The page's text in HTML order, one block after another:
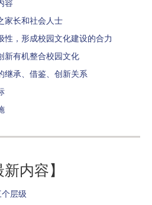
容
家长和社会人士
性，形成校园文化建设的合力
新有机整合校园文化
继承、借鉴、创新关系
新内容】
层级